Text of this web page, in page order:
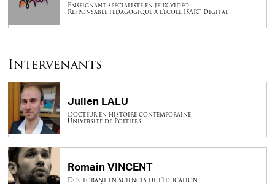
Enseignant spécialiste en jeux vidéo
Responsable pédagogique à l’école ISART Digital
Intervenants
Julien LALU
Docteur en histoire contemporaine
Université de Poitiers
Romain VINCENT
Doctorant en sciences de l’éducation